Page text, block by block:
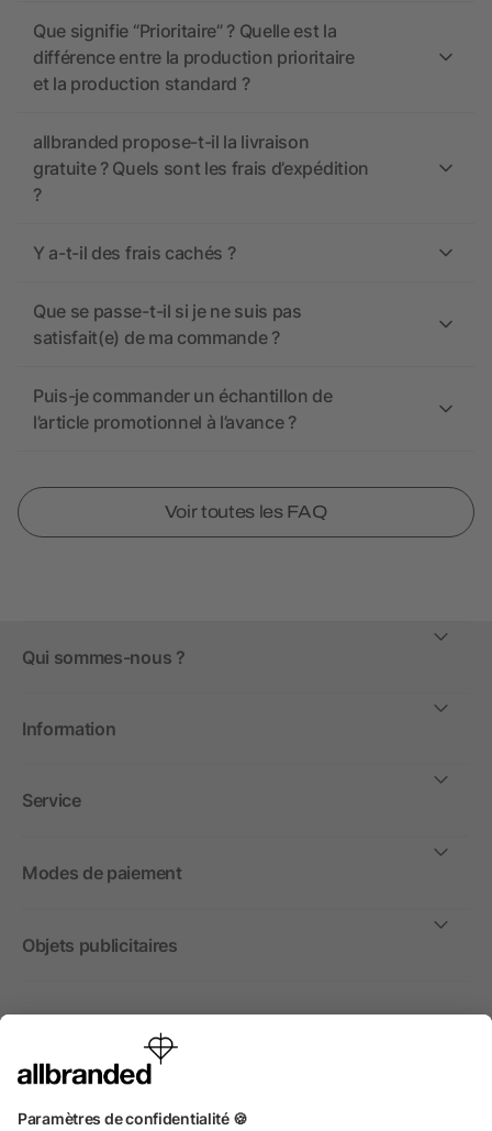
Que signifie “Prioritaire” ? Quelle est la
différence entre la production prioritaire
et la production standard ?
allbranded propose-t-il la livraison
gratuite ? Quels sont les frais d’expédition
?
Y a-t-il des frais cachés ?
Que se passe-t-il si je ne suis pas
satisfait(e) de ma commande ?
Puis-je commander un échantillon de
l’article promotionnel à l’avance ?
Voir toutes les FAQ
Qui sommes-nous ?
Information
Service
Modes de paiement
Objets publicitaires
International